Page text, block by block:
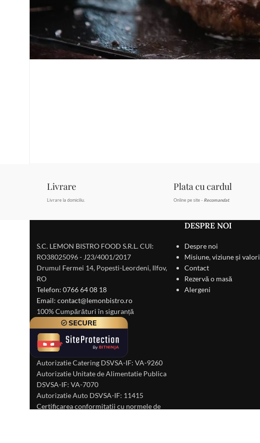
Livrare
Livrare la domiciliu.
Plata cu cardul
Online pe site - Recomandat.
S.C. LEMON BISTRO FOOD S.R.L. CUI:
RO38025096 - J23/4001/2017
Drumul Fermei 14, Popesti-Leordeni, Ilfov,
RO
Telefon: 0766 64 08 18
Email: contact@lemonbistro.ro
100% Cumpărături în siguranță
Autorizatie Catering DSVSA-IF: VA-9260
Autorizatie Unitate de Alimentatie Publica
DSVSA-IF: VA-7070
Autorizatie Auto DSVSA-IF: 11415
Certificarea conformitatii cu normele de
DESPRE NOI
Despre noi
Misiune, viziune și valori
Contact
Rezervă o masă
Alergeni